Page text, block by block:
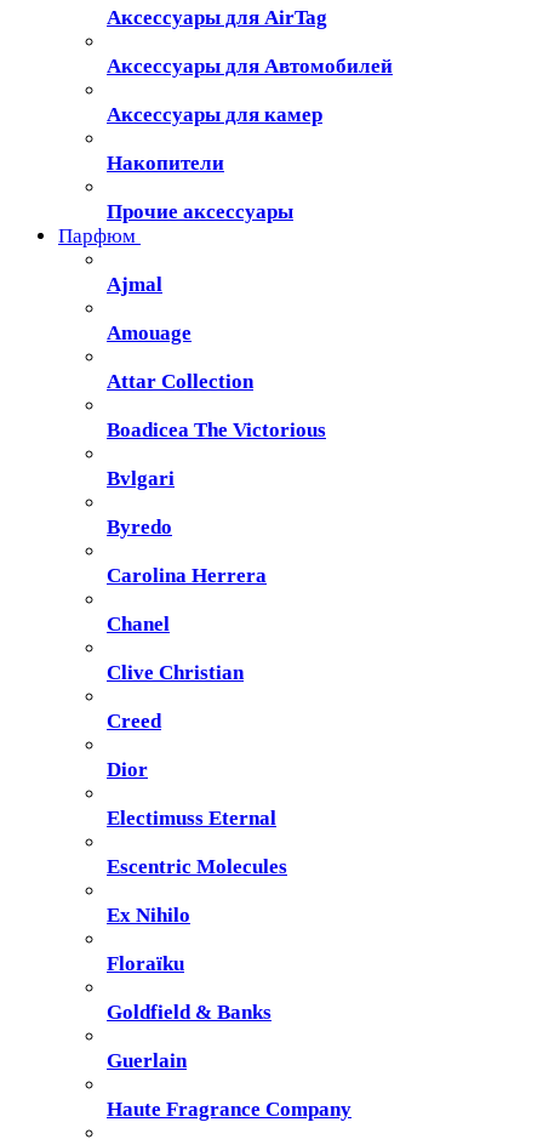
Аксессуары для AirTag
Аксессуары для Автомобилей
Аксессуары для камер
Накопители
Прочие аксессуары
Парфюм
Ajmal
Amouage
Attar Collection
Boadicea The Victorious
Bvlgari
Byredo
Carolina Herrera
Chanel
Clive Christian
Creed
Dior
Electimuss Eternal
Escentric Molecules
Ex Nihilo
Floraïku
Goldfield & Banks
Guerlain
Haute Fragrance Company